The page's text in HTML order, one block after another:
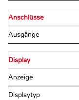
Anschlüsse
Ausgänge
Display
Anzeige
Displaytyp